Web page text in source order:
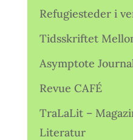
Refugiesteder i
Tidsskriftet
Asymptote
Revue CAFÉ
TraLaLit –
Literatur